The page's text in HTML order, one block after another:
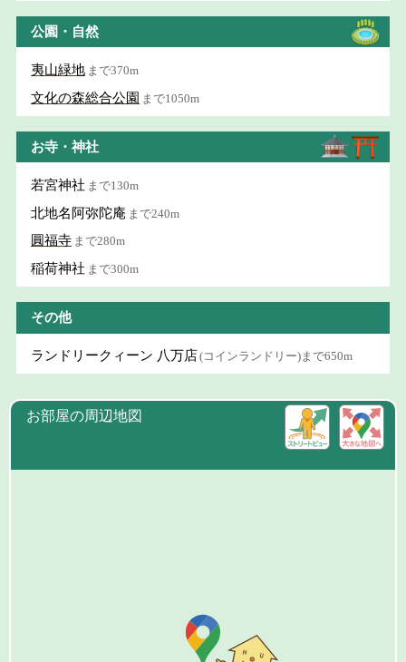
公園・自然
夷山緑地 まで370m
文化の森総合公園 まで1050m
お寺・神社
若宮神社 まで130m
北地名阿弥陀庵 まで240m
圓福寺 まで280m
稲荷神社 まで300m
その他
ランドリークィーン 八万店(コインランドリー)まで650m
お部屋の周辺地図